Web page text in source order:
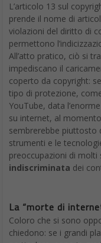
L’articolo 13 sul
prende il nome di
violazioni del diritto di
permettono
All’atto pratico, ciò si
impediscano il
coperto da copyright:
tipo di protezione,
YouTube, data
su internet, al
sembrerebbe piuttosto
strumenti e le
preoccupazioni di
indiscriminata dei
La “morte di
Coloro che si sono
chiedono: se i grandi